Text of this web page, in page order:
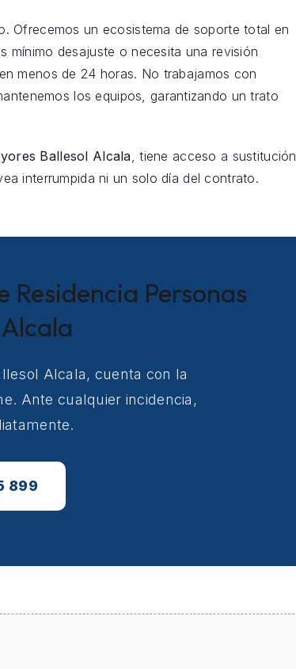
Ofrecemos un ecosistema de soporte total en
mínimo desajuste o necesita una revisión
menos de 24 horas. No trabajamos con
los equipos, garantizando un trato
Ballesol Alcala, tiene acceso a sustitución
interrumpida ni un solo día del contrato.
Residencia Personas
Alcala, cuenta con la
Ante cualquier incidencia,
899